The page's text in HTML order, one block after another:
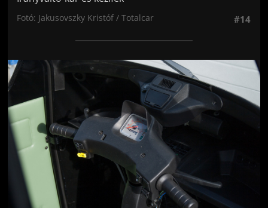
Fotó: Jakusovszky Kristóf / Totalcar #14
Jön még kép!